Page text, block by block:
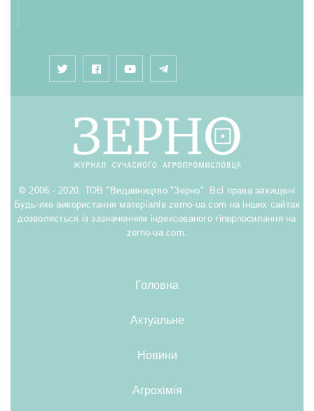
© 2006 - 2020. ТОВ "Видавництво "Зерно". Всі права захищені
Будь-яке використання матеріалів zerno-ua.com на інших сайтах
дозволяється із зазначенням індексованого гіперпосилання на
zerno-ua.com.
Головна
Актуальне
Новини
Агрохімія